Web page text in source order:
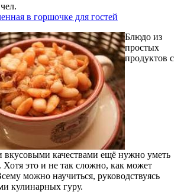
в горшочке для гостей
Блюдо из
простых
продуктов с
вкусовыми качествами ещё нужно уметь
Хотя это и не так сложно, как может
можно научиться, руководствуясь
кулинарных гуру.